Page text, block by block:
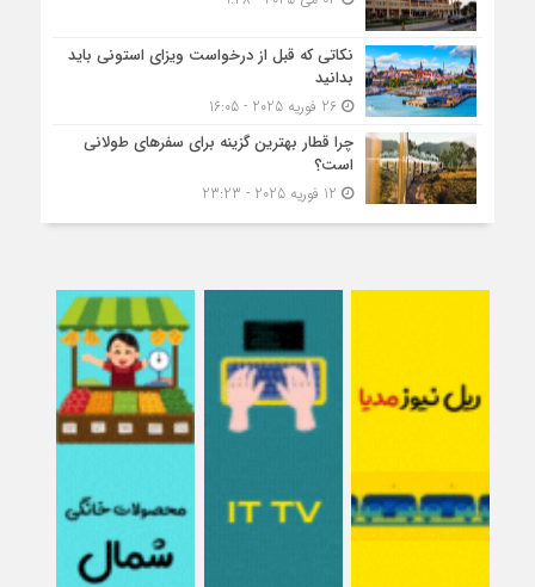
نکاتی که قبل از درخواست ویزای استونی باید
بدانید
26 فوریه 2025 - 16:05
چرا قطار بهترین گزینه برای سفرهای طولانی
است؟